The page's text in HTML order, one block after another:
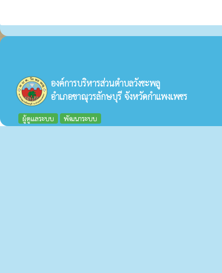
องค์การบริหารส่วนตำบลวังชะพลู
อำเภอขาณุวรลักษบุรี จังหวัดกำแพงเพชร
ผู้ดูแลระบบ พัฒนาระบบ